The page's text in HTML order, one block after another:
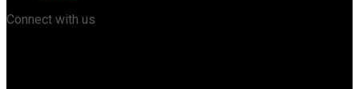
Connect with us